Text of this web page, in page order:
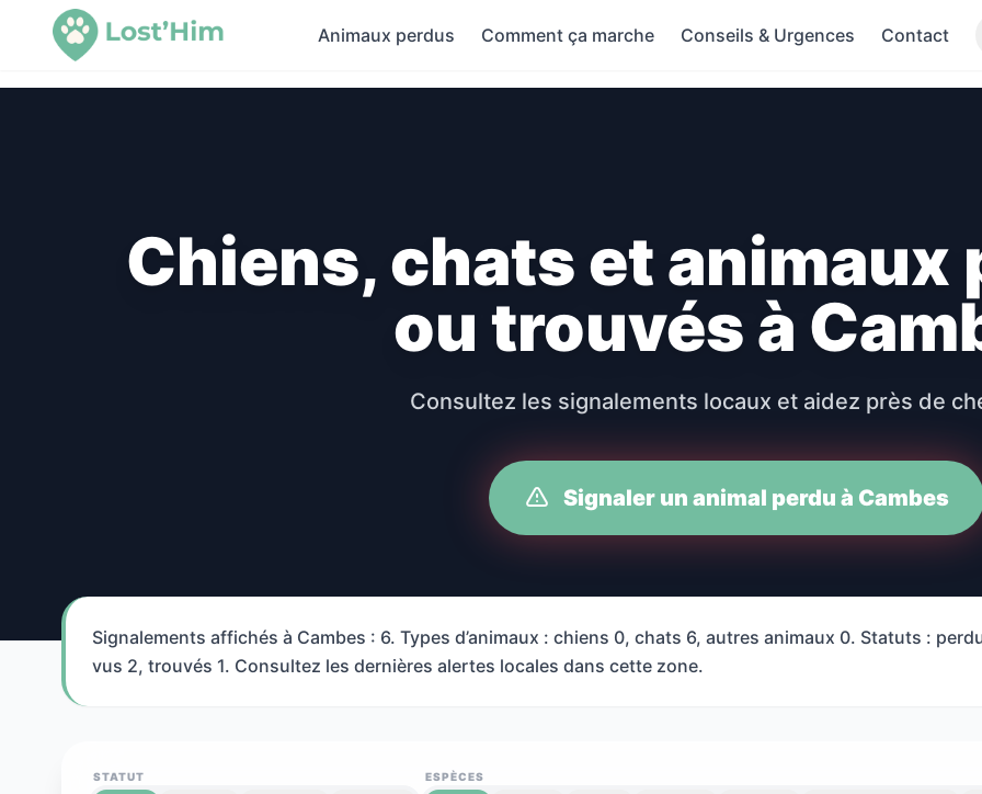
Animaux perdus Comment ça marche Conseils & Urgences Contact
Chiens, chats et animaux
ou trouvés à
Consultez les signalements locaux et aidez près de
Signaler un animal perdu à Cambes
Signalements affichés à Cambes : 6. Types d’animaux : chiens 0, chats 6, autres animaux 0. Statuts :
vus 2, trouvés 1. Consultez les dernières alertes locales dans cette zone.
STATUT ESPÈCES